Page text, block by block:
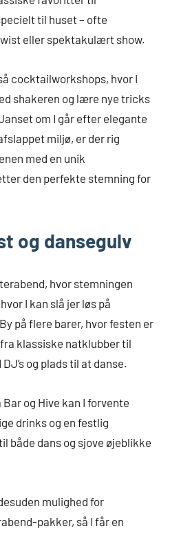
til huset – ofte
eller spektakulært show.
cocktailworkshops, hvor I
shakeren og lære nye tricks
om I går efter elegante
miljø, er der rig
med en unik
den perfekte stemning for
og dansegulv
hvor stemningen
I kan slå jer løs på
på flere barer, hvor festen er
klassiske natklubber til
og plads til at danse.
og Hive kan I forvente
drinks og en festlig
både dans og sjove øjeblikke
mulighed for
pakker, så I får en